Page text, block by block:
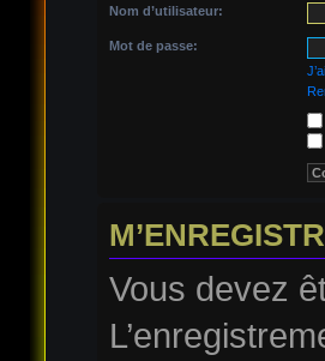
Nom d’utilisateur:
Mot de passe:
Vous devez